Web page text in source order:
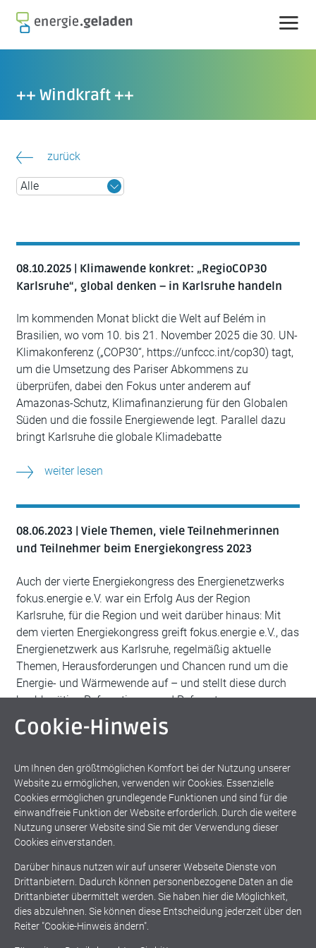
content++ Windkraft ++
zurück
08.10.2025 | Klimawende konkret: „RegioCOP30
Karlsruhe“, global denken – in Karlsruhe handeln
Im kommenden Monat blickt die Welt auf Belém in
Brasilien, wo vom 10. bis 21. November 2025 die 30. UN-
Klimakonferenz („COP30“, https://unfccc.int/cop30) tagt,
um die Umsetzung des Pariser Abkommens zu
überprüfen, dabei den Fokus unter anderem auf
Amazonas-Schutz, Klimafinanzierung für den Globalen
Süden und die fossile Energiewende legt. Parallel dazu
bringt Karlsruhe die globale Klimadebatte
weiter lesen
08.06.2023 | Viele Themen, viele Teilnehmerinnen
und Teilnehmer beim Energiekongress 2023
Auch der vierte Energiekongress des Energienetzwerks
fokus.energie e.V. war ein Erfolg Aus der Region
Karlsruhe, für die Region und weit darüber hinaus: Mit
dem vierten Energiekongress greift fokus.energie e.V., das
Energienetzwerk aus Karlsruhe, regelmäßig aktuelle
Themen, Herausforderungen und Chancen rund um die
Energie- und Wärmewende auf – und stellt diese durch
hochkarätige Referentinnen und Referenten
weiter lesen
31.03.2023 | Energiekongress 2023 – Das Programm
steht und die Ticketbuchung ist freigeschaltet
Cookie-Hinweis
Um Ihnen den größtmöglichen Komfort bei der Nutzung unserer
Website zu ermöglichen, verwenden wir Cookies. Essenzielle
Cookies ermöglichen grundlegende Funktionen und sind für die
einwandfreie Funktion der Website erforderlich. Durch die weitere
Nutzung unserer Website sind Sie mit der Verwendung dieser
Cookies einverstanden.
Darüber hinaus nutzen wir auf unserer Webseite Dienste von
Drittanbietern. Dadurch können personenbezogene Daten an die
Drittanbieter übermittelt werden. Sie haben hier die Möglichkeit,
dies abzulehnen. Sie können diese Entscheidung jederzeit über den
Reiter "Cookie-Hinweis ändern".